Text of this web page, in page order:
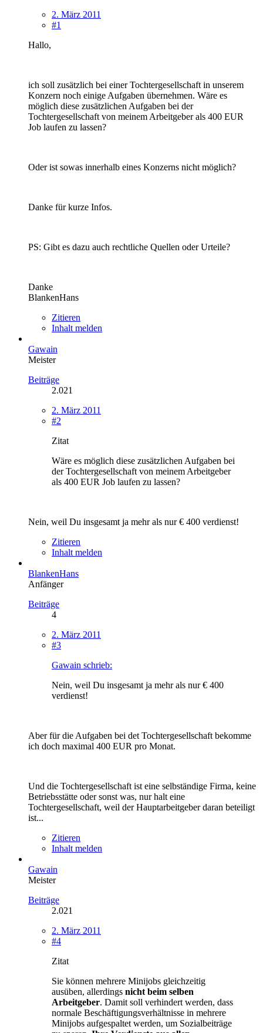
2. März 2011
#1
Hallo,
ich soll zusätzlich bei einer Tochtergesellschaft in unserem
Konzern noch einige Aufgaben übernehmen. Wäre es
möglich diese zusätzlichen Aufgaben bei der
Tochtergesellschaft von meinem Arbeitgeber als 400 EUR
Job laufen zu lassen?
Oder ist sowas innerhalb eines Konzerns nicht möglich?
Danke für kurze Infos.
PS: Gibt es dazu auch rechtliche Quellen oder Urteile?
Danke
BlankenHans
Zitieren
Inhalt melden
Gawain
Meister
Beiträge
2.021
2. März 2011
#2
Zitat
Wäre es möglich diese zusätzlichen Aufgaben bei
der Tochtergesellschaft von meinem Arbeitgeber
als 400 EUR Job laufen zu lassen?
Nein, weil Du insgesamt ja mehr als nur € 400 verdienst!
Zitieren
Inhalt melden
BlankenHans
Anfänger
Beiträge
4
2. März 2011
#3
Gawain schrieb:
Nein, weil Du insgesamt ja mehr als nur € 400
verdienst!
Aber für die Aufgaben bei det Tochtergesellschaft bekomme
ich doch maximal 400 EUR pro Monat.
Und die Tochtergesellschaft ist eine selbständige Firma, keine
Betriebsstätte oder sonst was, nur halt eine
Tochtergesellschaft, weil der Hauptarbeitgeber daran beteiligt
ist...
Zitieren
Inhalt melden
Gawain
Meister
Beiträge
2.021
2. März 2011
#4
Zitat
Sie können mehrere Minijobs gleichzeitig
ausüben, allerdings nicht beim selben
Arbeitgeber. Damit soll verhindert werden, dass
normale Beschäftigungsverhältnisse in mehrere
Minijobs aufgespaltet werden, um Sozialbeiträge